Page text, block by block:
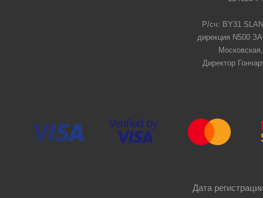
Р/сч: BY31
дирекция N500
Директор
Дата